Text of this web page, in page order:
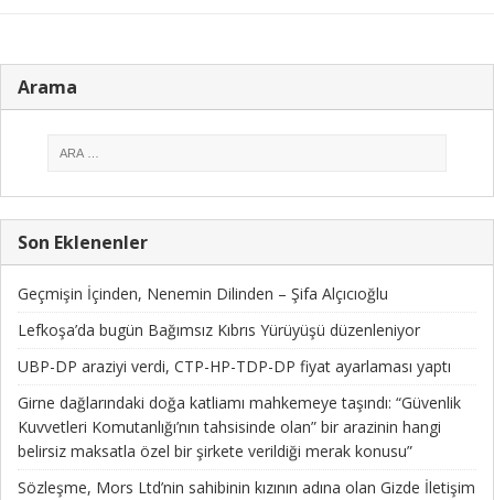
Arama
Son Eklenenler
Geçmişin İçinden, Nenemin Dilinden – Şifa Alçıcıoğlu
Lefkoşa’da bugün Bağımsız Kıbrıs Yürüyüşü düzenleniyor
UBP-DP araziyi verdi, CTP-HP-TDP-DP fiyat ayarlaması yaptı
Girne dağlarındaki doğa katliamı mahkemeye taşındı: “Güvenlik
Kuvvetleri Komutanlığı’nın tahsisinde olan” bir arazinin hangi
belirsiz maksatla özel bir şirkete verildiği merak konusu”
Sözleşme, Mors Ltd’nin sahibinin kızının adına olan Gizde İletişim